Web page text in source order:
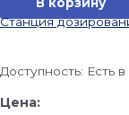
Станция
Доступность: Есть